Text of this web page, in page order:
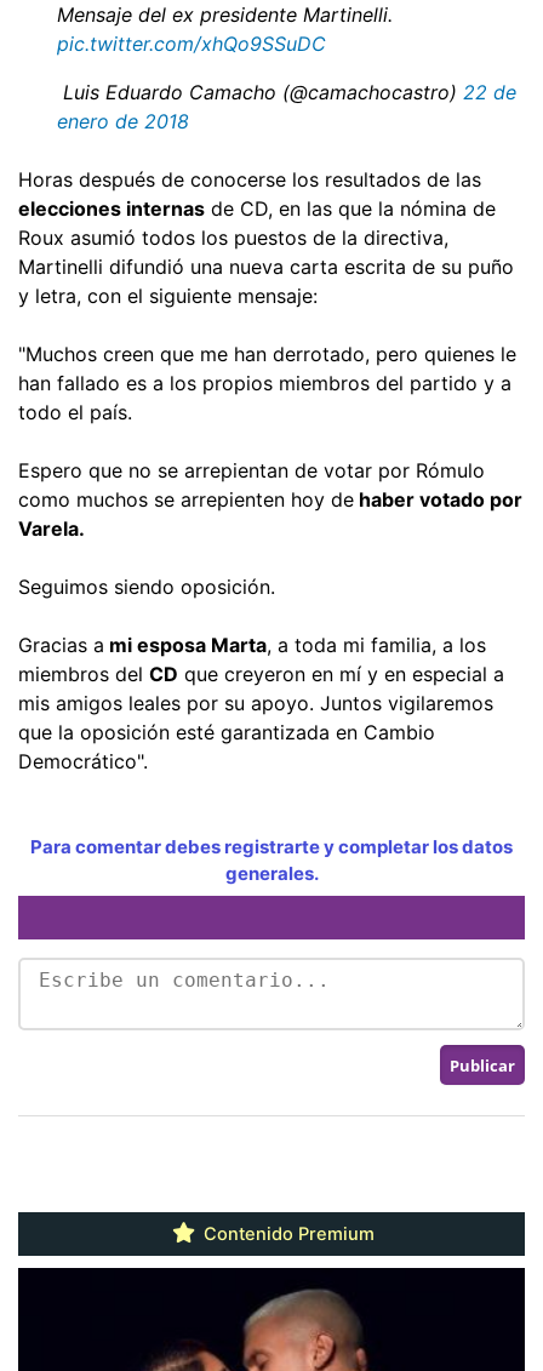
Mensaje del ex presidente Martinelli.
pic.twitter.com/xhQo9SSuDC
 Luis Eduardo Camacho (@camachocastro) 22 de
enero de 2018
Horas después de conocerse los resultados de las
elecciones internas de CD, en las que la nómina de
Roux asumió todos los puestos de la directiva,
Martinelli difundió una nueva carta escrita de su puño
y letra, con el siguiente mensaje:
"Muchos creen que me han derrotado, pero quienes le
han fallado es a los propios miembros del partido y a
todo el país.
Espero que no se arrepientan de votar por Rómulo
como muchos se arrepienten hoy de haber votado por
Varela.
Seguimos siendo oposición.
Gracias a mi esposa Marta, a toda mi familia, a los
miembros del CD que creyeron en mí y en especial a
mis amigos leales por su apoyo. Juntos vigilaremos
que la oposición esté garantizada en Cambio
Democrático".
Para comentar debes registrarte y completar los datos
generales.
Contenido Premium